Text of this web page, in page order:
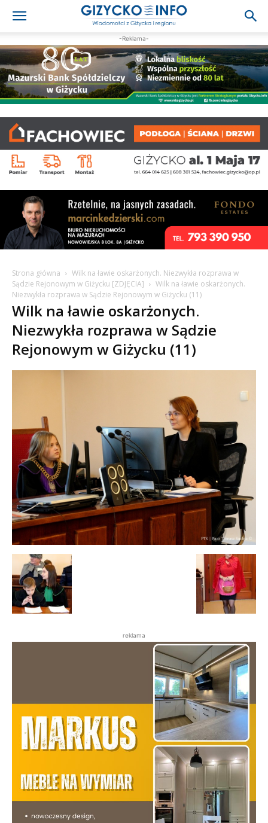
-Reklama-
Strona główna
Wilk na ławie oskarżonych. Niezwykła rozprawa w
Sądzie Rejonowym w Giżycku [ZDJĘCIA]
Wilk na ławie oskarżonych.
Niezwykła rozprawa w Sądzie Rejonowym w Giżycku (11)
Wilk na ławie oskarżonych.
Niezwykła rozprawa w Sądzie
Rejonowym w Giżycku (11)
reklama